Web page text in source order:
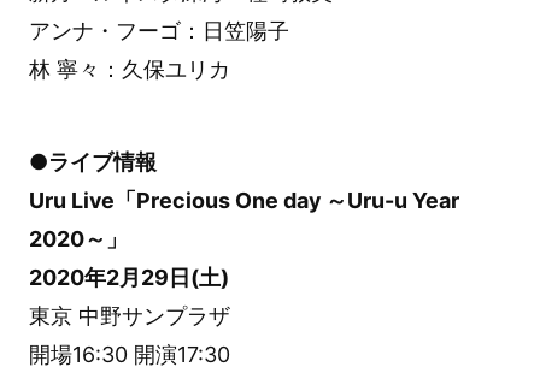
アンナ・フーゴ：日笠陽子
林 寧々：久保ユリカ
●ライブ情報
Uru Live「Precious One day ～Uru-u Year
2020～」
2020年2月29日(土)
東京 中野サンプラザ
開場16:30 開演17:30